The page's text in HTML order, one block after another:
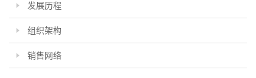
发展历程
组织架构
销售网络